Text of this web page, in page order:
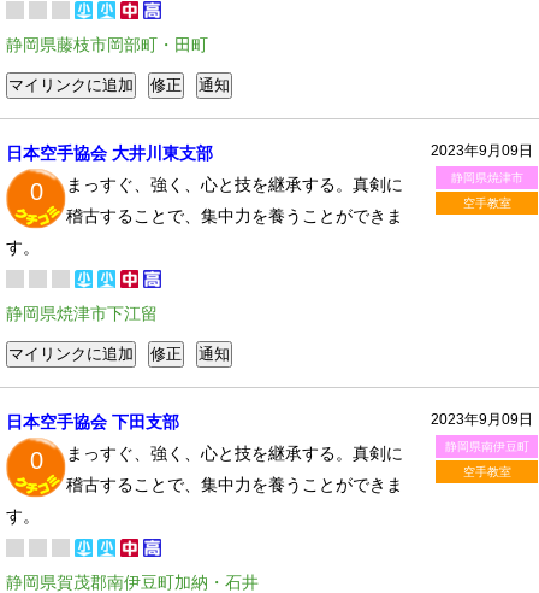
静岡県藤枝市岡部町・田町
2023年9月09日
静岡県焼津市
空手教室
日本空手協会 大井川東支部
0
まっすぐ、強く、心と技を継承する。真剣に
稽古することで、集中力を養うことができま
す。
静岡県焼津市下江留
2023年9月09日
静岡県南伊豆町
空手教室
日本空手協会 下田支部
0
まっすぐ、強く、心と技を継承する。真剣に
稽古することで、集中力を養うことができま
す。
静岡県賀茂郡南伊豆町加納・石井